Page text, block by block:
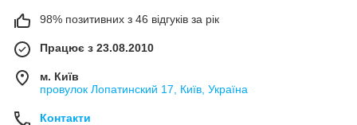
98% позитивних з 46 відгуків за рік
Працює з 23.08.2010
м. Київ
провулок Лопатинский 17, Київ, Україна
Контакти